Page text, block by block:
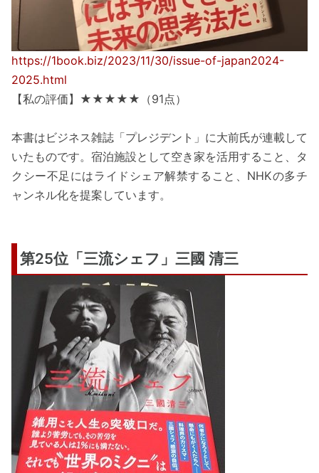
https://1book.biz/2023/11/30/issue-of-japan2024-
2025.html
【私の評価】★★★★★（91点）
本書はビジネス雑誌「プレジデント」に大前氏が連載して
いたものです。宿泊施設として空き家を活用すること、タ
クシー不足にはライドシェア解禁すること、NHKの多チ
ャンネル化を提案しています。
第25位「三流シェフ」三國 清三